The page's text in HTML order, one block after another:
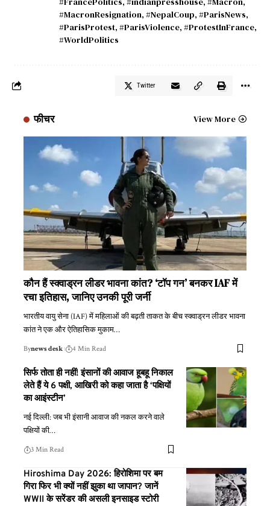
#MacronResignation, #NepalCoup, #ParisNews,
#ParisProtest, #ParisViolence, #ProtestInFrance,
#WorldPolitics
Twitter
फीचर View More
कौन हैं स्क्वाड्रन लीडर भावना कांत? ‘टॉप गन’ बनकर IAF में
रचा इतिहास, जानिए उनकी पूरी जर्नी
भारतीय वायु सेना (IAF) में महिलाओं की बढ़ती ताकत के बीच स्क्वाड्रन लीडर भावना
कांत ने एक और ऐतिहासिक मुकाम…
Bynews desk 4 Min Read
सिर्फ तोता ही नहीं! इंसानों की आवाज हूबहू निकाल
लेते हैं ये 6 पक्षी, आखिरी को कहा जाता है ‘पक्षियों
का आइंस्टीन’
नई दिल्ली: जब भी इंसानी आवाज की नकल करने वाले
पक्षियों की…
3 Min Read
Hiroshima Day 2026: हिरोशिमा पर बम
गिरा फिर भी क्यों नहीं झुका था जापान? जानें
WWII के सरेंडर की असली इनसाइड स्टोरी